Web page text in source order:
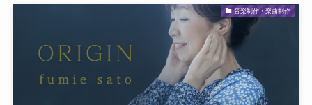
音楽制作・楽曲制作